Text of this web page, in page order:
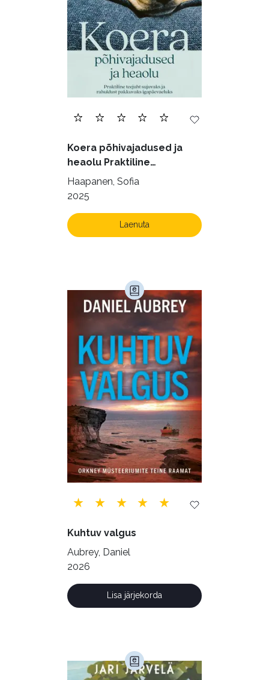
Filoloogia (121)
Filosoofia (146)
Geograafia (65)
Haridus (20)
Ilukirjandus (4257)
Krimi ja põnevik (1286)
Kultuur ja teadus (45)
Kunst ja looming (86)
Laste- ja noortekirjandus (581)
Maamajandus (24)
Majandus (34)
Perioodika (15)
Psühholoogia (184)
Rahandus (46)
Religioon (107)
Siseturvalisus (34)
Sport (52)
Tehnika (6)
Telekommunikatsioon (9)
Tervis (147)
Transport (8)
Ulme ja fantaasia (244)
Koera põhivajadused ja
heaolu Praktiline
käsiraamat sujuvaks ja
rahuldust pakkuvaks
Haapanen, Sofia
2025
Laenuta
Kuhtuv valgus
Aubrey, Daniel
2026
Lisa järjekorda